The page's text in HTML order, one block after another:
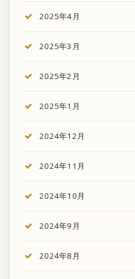
2025年4月
2025年3月
2025年2月
2025年1月
2024年12月
2024年11月
2024年10月
2024年9月
2024年8月